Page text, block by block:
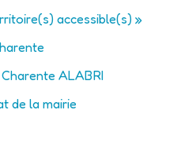
accessible(s) »
ALABRI
de la mairie